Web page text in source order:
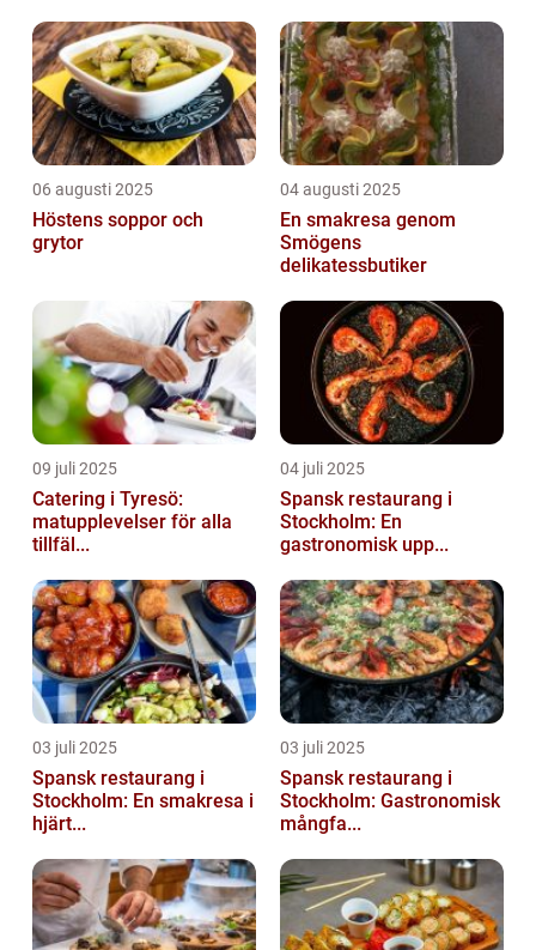
06 augusti 2025
Höstens soppor och
grytor
04 augusti 2025
En smakresa genom
Smögens
delikatessbutiker
09 juli 2025
Catering i Tyresö:
matupplevelser för alla
tillfäl...
04 juli 2025
Spansk restaurang i
Stockholm: En
gastronomisk upp...
03 juli 2025
Spansk restaurang i
Stockholm: En smakresa i
hjärt...
03 juli 2025
Spansk restaurang i
Stockholm: Gastronomisk
mångfa...